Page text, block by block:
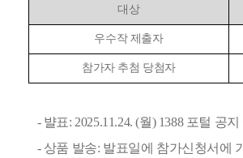
대상
우수작 제출자
참가자 추첨 당첨자
- 뱔표: 2025.11.24. (월) 1388 포털 공지
- 상품 발송: 발표일에 참가신청서에